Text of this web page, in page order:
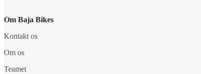
Om Baja Bikes
Kontakt os
Om os
Teamet